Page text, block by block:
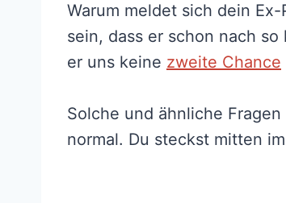
Warum meldet sich dein
sein, dass er schon nach
er uns keine zweite Chance
Solche und ähnliche
normal. Du steckst mitten